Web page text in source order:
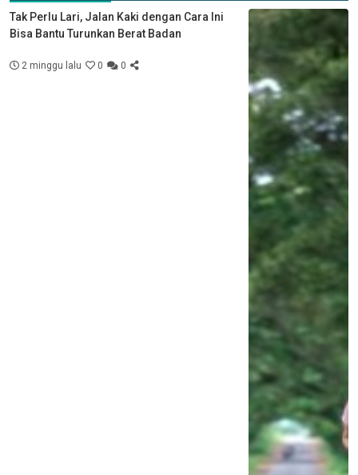
Tak Perlu Lari, Jalan Kaki dengan Cara Ini
Bisa Bantu Turunkan Berat Badan
2 minggu lalu 0 0